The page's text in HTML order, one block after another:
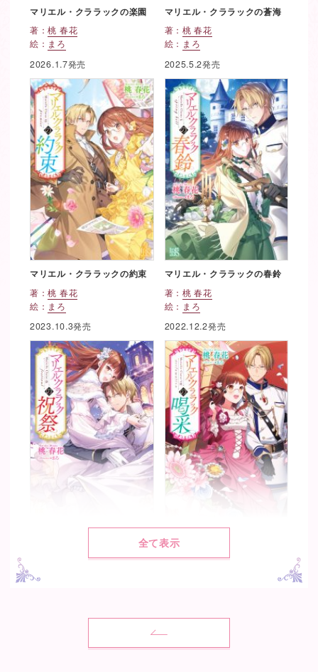
マリエル・クララックの楽園
著：桃 春花
絵： まろ
2026.1.7発売
マリエル・クララックの蒼海
著： 桃 春花
絵： まろ
2025.5.2発売
マリエル・クララックの約束
著：桃 春花
絵： まろ
2023.10.3発売
マリエル・クララックの春鈴
著： 桃 春花
絵： まろ
2022.12.2発売
マリエル・クララックの祝祭
マリエル・クララックの喝采
著：桃 春花
全て表示